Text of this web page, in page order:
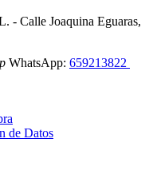
- Calle Joaquina Eguaras,
WhatsApp: 659213822
de Datos